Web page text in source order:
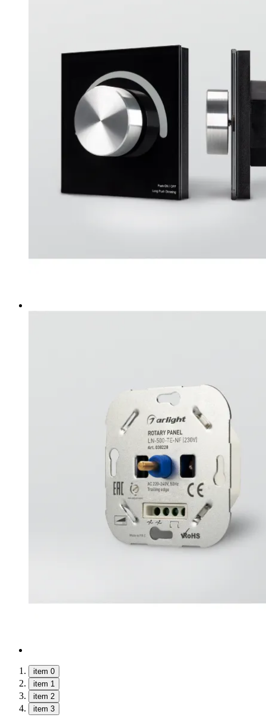
item 0
item 1
item 2
item 3